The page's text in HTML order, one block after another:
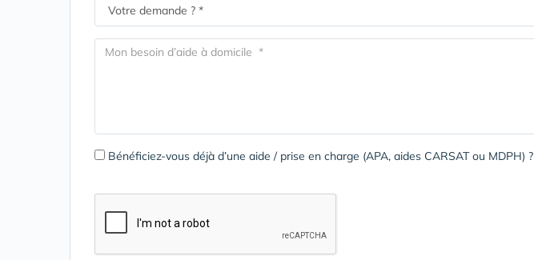
Bénéficiez-vous déjà d’une aide / prise en charge (APA, aides CARSAT ou MDPH) ?